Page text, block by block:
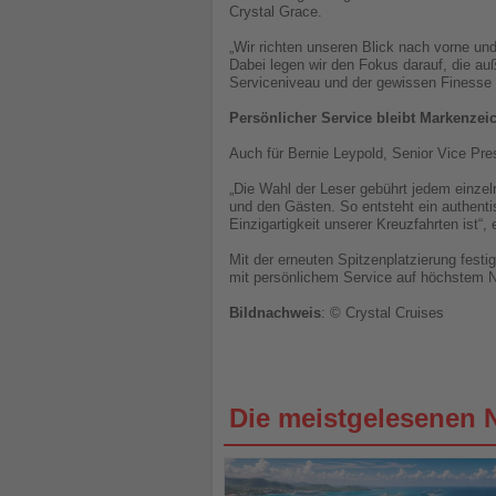
Crystal Grace.
„Wir richten unseren Blick nach vorne
Dabei legen wir den Fokus darauf, die
Serviceniveau und der gewissen
Persönlicher Service bleibt
Auch für Bernie Leypold, Senior Vice
„Die Wahl der Leser gebührt jedem
und den Gästen. So entsteht ein
Einzigartigkeit unserer Kreuzfahrten ist“,
Mit der erneuten Spitzenplatzierung
mit persönlichem Service auf höchstem
Bildnachweis: © Crystal Cruises
Die meistgelesenen